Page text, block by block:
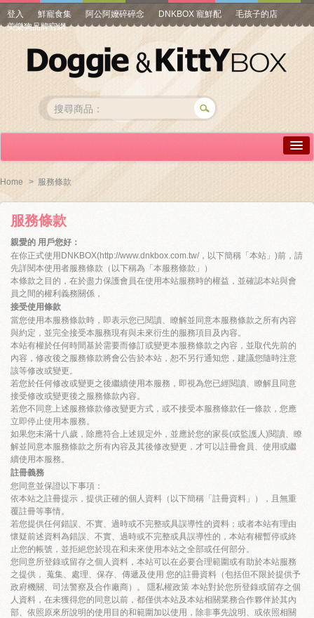
登入 鮮寵食集 阿公阿嬤碎碎念 DNKBOX 寵鮮配
毛孩子的店
美樂狗品牌官網
常見問答
商品瀏覽
線上訂購
帳號專區
關於我們
毛孩健康之道
Home > 服務條款
服務條款
親愛的 用戶您好：
在你正式使用DNKBOX(http://www.dnkbox.com.tw/，以下簡稱「本站」)前，請
先詳閱本使用者服務條款（以下稱為「本服務條款」）
本條款之目的，在於盡力保護會員在使用本站服務時的權益，並確認本站與會
員之間的權利義務關係，
接受使用條款
當您使用本服務條款時，即表示您已閱讀、瞭解並同意本服務條款之所有內容
與約定，並完全接受本服務現有與未來衍生的服務項目及內容。
本站有權於任何時間基於需要而修訂或變更本服務條款之內容，並取代先前的
內容，修改後之服務條款將會公告於本站，恕不另行通知您，建議您隨時注意
該等修改或變更。
若您於任何修改或變更之後繼續使用本服務，即視為您已經閱讀、瞭解且同意
接受修改或變更後之服務條款內容。
若您不同意上述服務條款修改變更方式，或不接受本服務條款任一條款，您應
立即停止使用本服務。
如果您未滿十八歲，除應符合上述規定外，並應於您的家長(或監護人)閱讀、瞭
解並同意本服務條款之所有內容及其後修改變更，才可以註冊會員、使用或繼
續使用本服務。
註冊義務
您同意並保證以下事項：
依本站之註冊提示，提供正確的個人資料（以下簡稱「註冊資料」），且無重
覆註冊等事情。
若您提供任何錯誤、不實、過時或不完整或具誤導性的資料；或者本站有理由
懷疑前述資料為錯誤、不實、過時或不完整或具誤導性的，本站有權暫停或終
止您的帳號，並拒絕您於現在和未來使用本站之全部或任何部分。
您同意所登錄或留存之個人資料，本站可以在必要合理範圍或有助於本站服務
之提供， 蒐集、處理、保存、傳遞及使用 您的註冊資料（包括但不限於提供予
政府機關、司法警察及合作廠商）。 隱私權政策 本站對於您所登錄或留存之個
人資料，在未獲得您的同意以前，都僅供本站及本站相關業務合作夥伴於其內
部、依照原來所說明的使用目的和範圍加以使用，除非事先說明、或依照相關